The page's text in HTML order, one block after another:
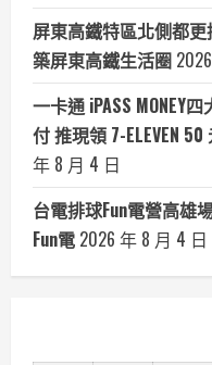
屏東高鐵特區北側都
築屏東高鐵生活圈
一卡通 iPASS MONEY
付 推現領 7-ELEVEN
年 8 月 4 日
台電排球Fun電營高雄
Fun電 2026 年 8 月 4 日